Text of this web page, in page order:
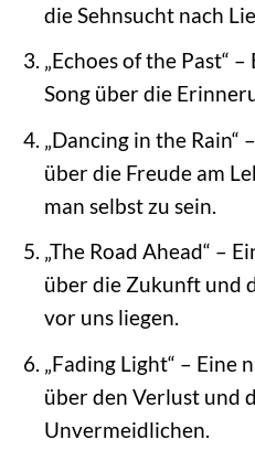
die Sehnsucht nach
„Echoes of the Past“
Song über die
„Dancing in the Rain“
über die Freude am
man selbst zu sein.
„The Road Ahead“ –
über die Zukunft und
vor uns liegen.
„Fading Light“ – Eine
über den Verlust und
Unvermeidlichen.